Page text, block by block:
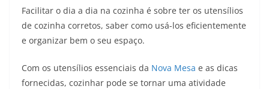
Facilitar o dia a dia na cozinha é sobre ter os utensílios
de cozinha corretos, saber como usá-los eficientemente
e organizar bem o seu espaço.
Com os utensílios essenciais da Nova Mesa e as dicas
fornecidas, cozinhar pode se tornar uma atividade